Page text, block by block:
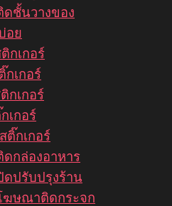
ดชั้นวางของ
อย
กเกอร์
กเกอร์
กเกอร์
เกอร์
ติ๊กเกอร์
ดกล่องอาหาร
ดปรับปรุงร้าน
ฆษณาติดกระจก